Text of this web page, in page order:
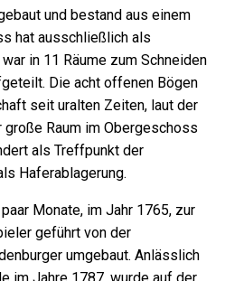
und bestand aus einem
hat ausschließlich als
in 11 Räume zum Schneiden
Die acht offenen Bögen
seit uralten Zeiten, laut der
Raum im Obergeschoss
als Treffpunkt der
Haferablagerung.
Monate, im Jahr 1765, zur
geführt von der
umgebaut. Anlässlich